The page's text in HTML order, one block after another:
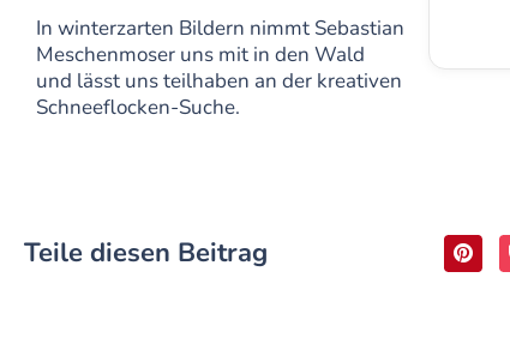
In winterzarten Bildern nimmt Sebastian
Meschenmoser uns mit in den Wald
und lässt uns teilhaben an der kreativen
Schneeflocken-Suche.
Teile diesen Beitrag